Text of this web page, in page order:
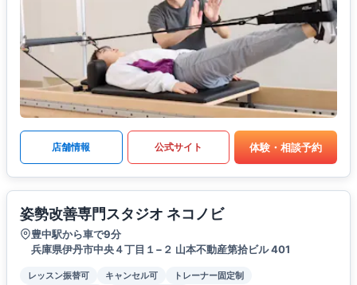
店舗情報 公式サイト 体験・相談予約
姿勢改善専門スタジオ ネコノビ
豊中駅から車で9分
兵庫県伊丹市中央４丁目１−２ 山本不動産第拾ビル 401
レッスン振替可 キャンセル可
トレーナー固定制